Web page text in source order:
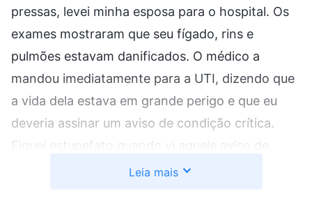
pressas, levei minha esposa para o hospital. Os
exames mostraram que seu fígado, rins e
pulmões estavam danificados. O médico a
mandou imediatamente para a UTI, dizendo que
a vida dela estava em grande perigo e que eu
deveria assinar um aviso de condição crítica.
Fiquei estupefato quando vi aquele aviso de
condição crítica e quase sofri um colapso. Eu
Leia mais